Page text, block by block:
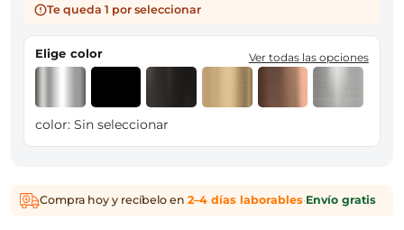
Te queda 1 por seleccionar
Elige color Ver todas las opciones
color: Sin seleccionar
Compra hoy y recíbelo en 2–4 días laborables·Envío gratis